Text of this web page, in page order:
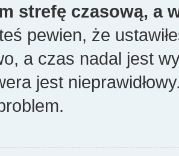
strefę czasową, a
pewien, że
a czas nadal jest
jest